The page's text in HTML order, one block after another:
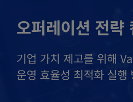
오퍼레이션 전략
기업 가치 제고를 위해
운영 효율성 최적화 실행